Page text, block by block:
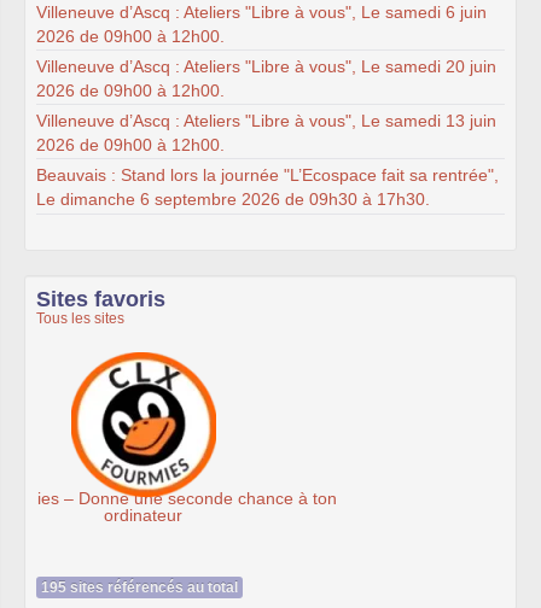
Villeneuve d’Ascq : Ateliers "Libre à vous", Le samedi 6 juin
2026 de 09h00 à 12h00.
Villeneuve d’Ascq : Ateliers "Libre à vous", Le samedi 20 juin
2026 de 09h00 à 12h00.
Villeneuve d’Ascq : Ateliers "Libre à vous", Le samedi 13 juin
2026 de 09h00 à 12h00.
Beauvais : Stand lors la journée "L’Ecospace fait sa rentrée",
Le dimanche 6 septembre 2026 de 09h30 à 17h30.
Sites favoris
Tous les sites
Association Éthiciel
195 sites référencés au total